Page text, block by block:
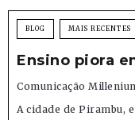
BLOG MAIS RECENTES
Ensino piora
Comunicação
A cidade de Pirambu,